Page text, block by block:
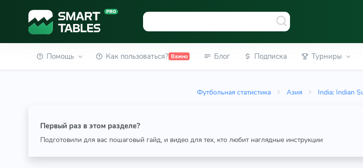
Помощь Как пользоваться? Важно Блог Подписка Турниры
Футбольная статистика Азия India: Indian
Первый раз в этом разделе?
Подготовили для вас пошаговый гайд, и видео для тех, кто любит наглядные инструкции